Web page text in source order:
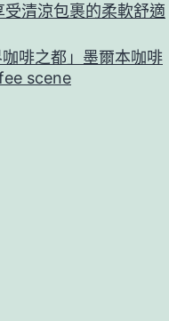
清涼包裹的柔軟舒適
啡之都」墨爾本咖啡
scene